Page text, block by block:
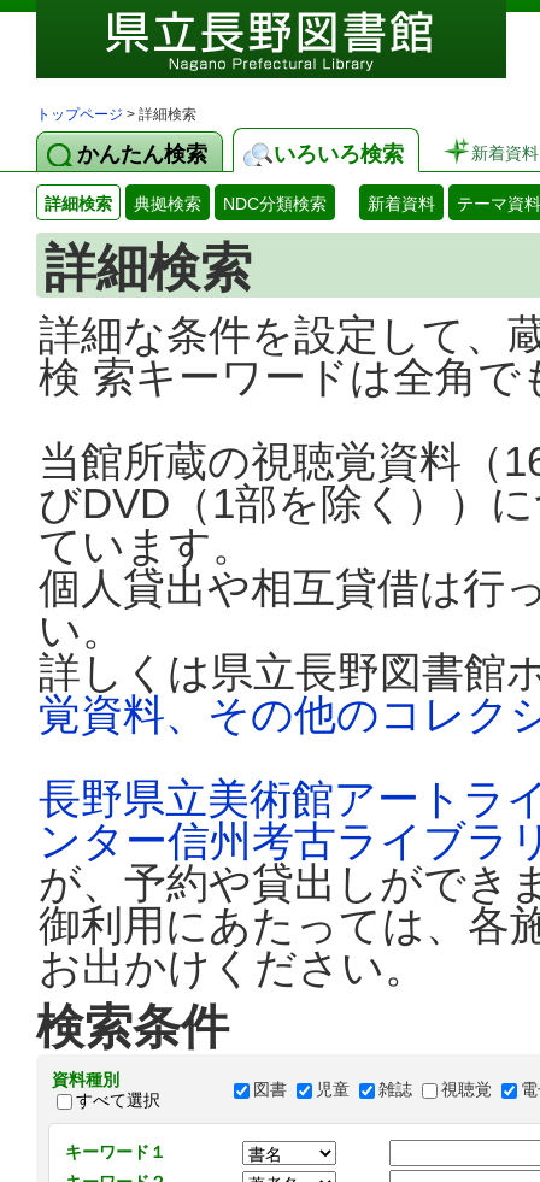
トップページ > 詳細検索
かんたん検索 いろいろ検索 新着資料
詳細検索 典拠検索 NDC分類検索 新着資料 テーマ資料
詳細検索
詳細な条件を設定して、
検 索キーワードは全角
当館所蔵の視聴覚資料（
びDVD（1部を除く））
ています。
個人貸出や相互貸借は行
い。
詳しくは県立長野図書館
覚資料、その他のコレク
長野県立美術館アートラ
ンター信州考古ライブラ
が、予約や貸出しができ
御利用にあたっては、各
お出かけください。
検索条件
資料種別
すべて選択
図書 児童 雑誌 視聴覚
キーワード１